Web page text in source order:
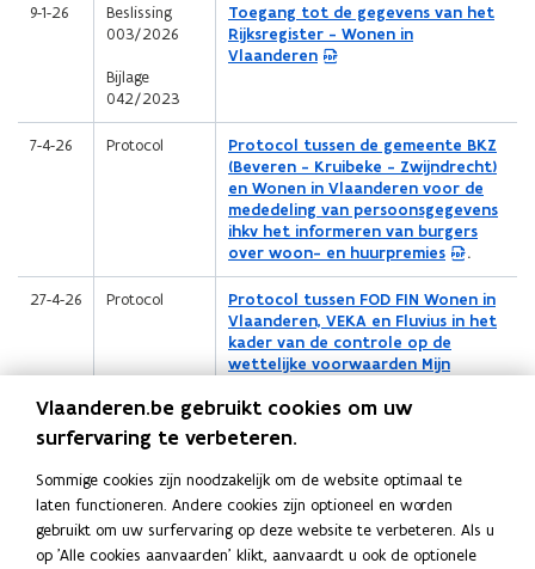
9-1-26
Beslissing
003/2026
Bijlage
042/2023
Toegang tot de gegevens van het
Rijksregister - Wonen in
Vlaanderen
(
P
D
e
s
t
a
n
d
o
e
n
t
i
n
n
i
e
w
v
e
n
7-4-26 Protocol
Protocol tussen de gemeente BKZ
(Beveren - Kruibeke - Zwijndrecht)
en Wonen in Vlaanderen voor de
mededeling van persoonsgegevens
ihkv het informeren van burgers
over woon- en huurpremies
(
P
D
F
b
e
s
t
a
n
d
o
p
n
i
n
n
i
.
27-4-26 Protocol
Protocol tussen FOD FIN Wonen in
Vlaanderen, VEKA en Fluvius in het
kader van de controle op de
wettelijke voorwaarden Mijn
(
P
D
F
e
t
d
o
p
18-6-26 Beraadslaging
26/102
Beraadslaging aangaande de
Wonen in Vlaanderen aan de VUB
26 . 102 . N170
(
D
e
Vlaanderen.be gebruikt cookies om uw
surfervaring te verbeteren.
Sommige cookies zijn noodzakelijk om de website optimaal te
laten functioneren. Andere cookies zijn optioneel en worden
gebruikt om uw surfervaring op deze website te verbeteren. Als u
op 'Alle cookies aanvaarden' klikt, aanvaardt u ook de optionele